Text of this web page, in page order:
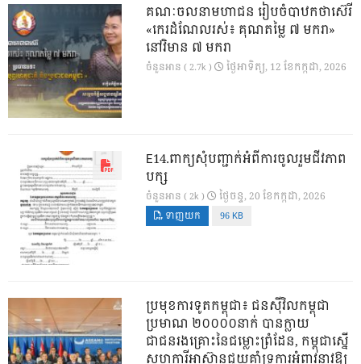
គណៈចលនាមហាជន រៀបចំបាឋកថាស៊េរី
«កេរដំណែលរស់៖ គុណតម្លៃ ៧ មករា»
នៅវិមាន ៧ មករា
ចំនួនអាន ( 2.7k ) ថ្ងៃ​អាទិត្យ, 12 ខែ​កក្កដា, 2026
E14.ពាក្យសុំបញ្ជាក់អំពីការចូលរួមជីវភាព
បក្ស
ចំនួនអាន ( 2k ) ថ្ងៃ​ចន្ទ, 20 ខែ​កក្កដា, 2026
ទាញយក 96 KB
ប្រមុខការទូតកម្ពុជា៖ ជនស៊ីវិលកម្ពុជា
ប្រមាណ ២០០០០នាក់ បានក្លាយ
ជាជនរងគ្រោះនៃជម្លោះព្រំដែន, កម្ពុជាស្នើ
សហការីអាស៊ានជួយគាំទ្រការអំពាវនាវឱ្យ